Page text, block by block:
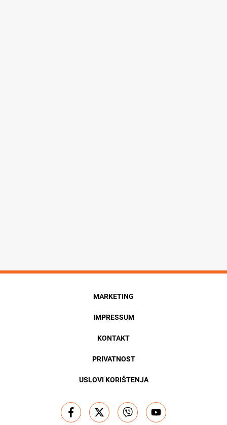
MARKETING
IMPRESSUM
KONTAKT
PRIVATNOST
USLOVI KORIŠTENJA